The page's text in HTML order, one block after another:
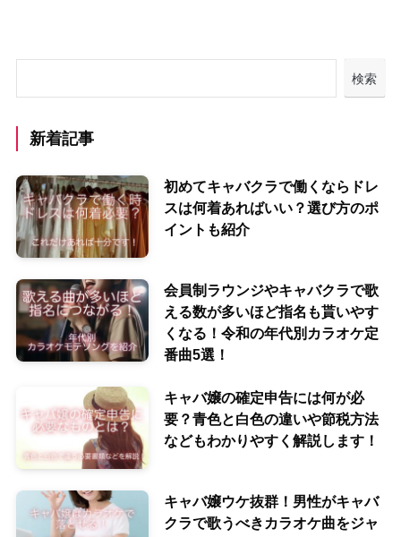
検索
新着記事
初めてキャバクラで働くならドレ
スは何着あればいい？選び方のポ
イントも紹介
会員制ラウンジやキャバクラで歌
える数が多いほど指名も貰いやす
くなる！令和の年代別カラオケ定
番曲5選！
キャバ嬢の確定申告には何が必
要？青色と白色の違いや節税方法
などもわかりやすく解説します！
キャバ嬢ウケ抜群！男性がキャバ
クラで歌うべきカラオケ曲をジャ